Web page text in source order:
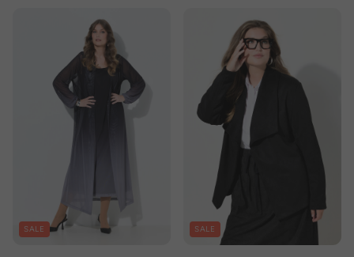
SALE SALE